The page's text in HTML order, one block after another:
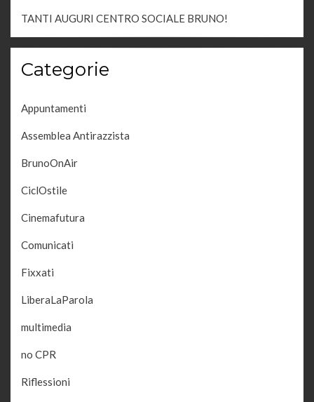
TANTI AUGURI CENTRO SOCIALE BRUNO!
Categorie
Appuntamenti
Assemblea Antirazzista
BrunoOnAir
CiclOstile
Cinemafutura
Comunicati
Fixxati
LiberaLaParola
multimedia
no CPR
Riflessioni